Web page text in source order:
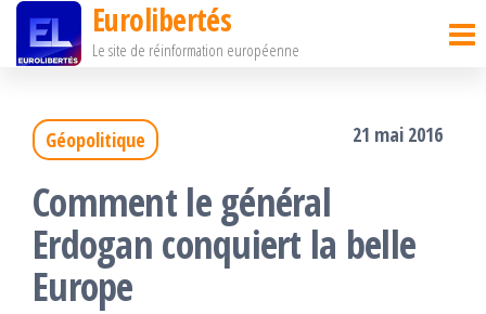
Passer
Eurolibertés
Le site de réinformation européenne
Géopolitique 21 mai 2016
Comment le général
Erdogan conquiert la belle
Europe